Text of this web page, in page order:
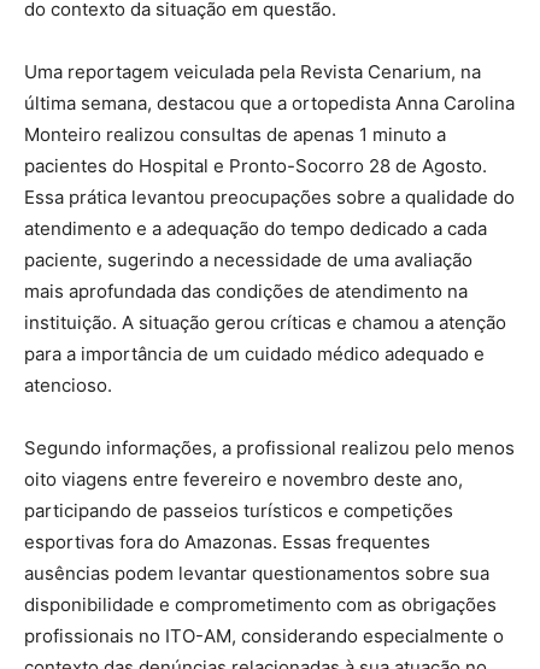
do contexto da situação em questão.
Uma reportagem veiculada pela Revista Cenarium, na
última semana, destacou que a ortopedista Anna Carolina
Monteiro realizou consultas de apenas 1 minuto a
pacientes do Hospital e Pronto-Socorro 28 de Agosto.
Essa prática levantou preocupações sobre a qualidade do
atendimento e a adequação do tempo dedicado a cada
paciente, sugerindo a necessidade de uma avaliação
mais aprofundada das condições de atendimento na
instituição. A situação gerou críticas e chamou a atenção
para a importância de um cuidado médico adequado e
atencioso.
Segundo informações, a profissional realizou pelo menos
oito viagens entre fevereiro e novembro deste ano,
participando de passeios turísticos e competições
esportivas fora do Amazonas. Essas frequentes
ausências podem levantar questionamentos sobre sua
disponibilidade e comprometimento com as obrigações
profissionais no ITO-AM, considerando especialmente o